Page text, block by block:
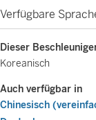
Verfügbare
Dieser
Koreanisch
Auch verfügbar in
Chinesisch